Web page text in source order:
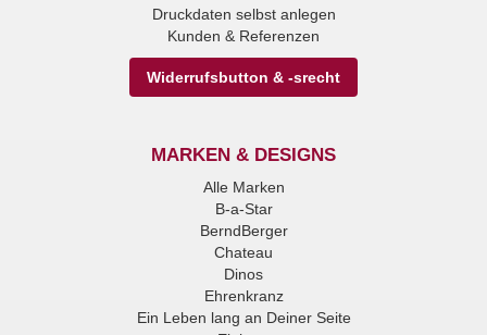
Druckdaten selbst anlegen
Kunden & Referenzen
Widerrufsbutton & -srecht
MARKEN & DESIGNS
Alle Marken
B-a-Star
BerndBerger
Chateau
Dinos
Ehrenkranz
Ein Leben lang an Deiner Seite